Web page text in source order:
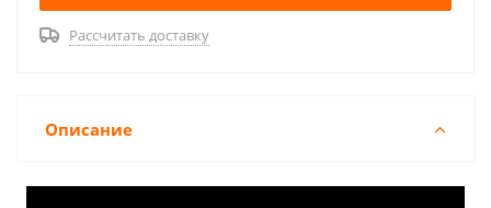
Рассчитать доставку
Описание